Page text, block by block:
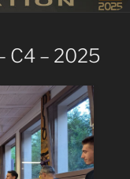
C4 – 2025